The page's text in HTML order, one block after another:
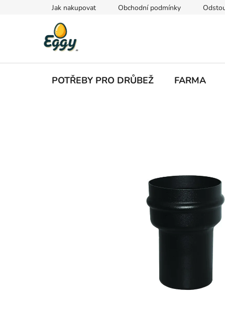
Jak nakupovat Obchodní podmínky
POTŘEBY PRO DRŮBEŽ FARMA